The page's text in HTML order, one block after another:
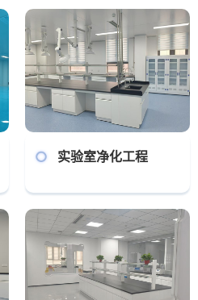
房、医疗器械、食品饮料、无
菌实验室、P级实验及微生物
实验室等；公司还生产各类净
化设备，如超净工作台、医用
工作台、通风柜、风淋…
实验室净化工程